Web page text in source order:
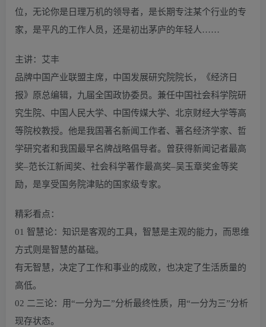
位，无论你是日理万机的领导者，是长期专注某个行业的专
家，是平凡的工作人员，还是初出茅庐的年轻人……
主讲：艾丰
品牌中国产业联盟主席，中国发展研究院院长，《经济日
报》原总编辑，九届全国政协委员。兼任中国社会科学院研
究生院、中国人民大学、中国传媒大学、北京财经大学等高
等院校教授。他是我国著名新闻工作者、著名经济学家、哲
学研究者和我国最早名牌战略倡导者。曾获得新闻记者最高
奖–范长江新闻奖、社会科学著作最高奖–吴玉章奖金等奖
励，是享受国务院津贴的国家级专家。
精彩看点：
01 智慧论：知识是客观的工具，智慧是主观的能力，而思维
方式则是智慧的基础。
有无智慧，决定了工作和事业的成败，也决定了生活质量的
高低。
02 二三论：用“一分为二”分析最终性质，用“一分为三”分析
现存状态。